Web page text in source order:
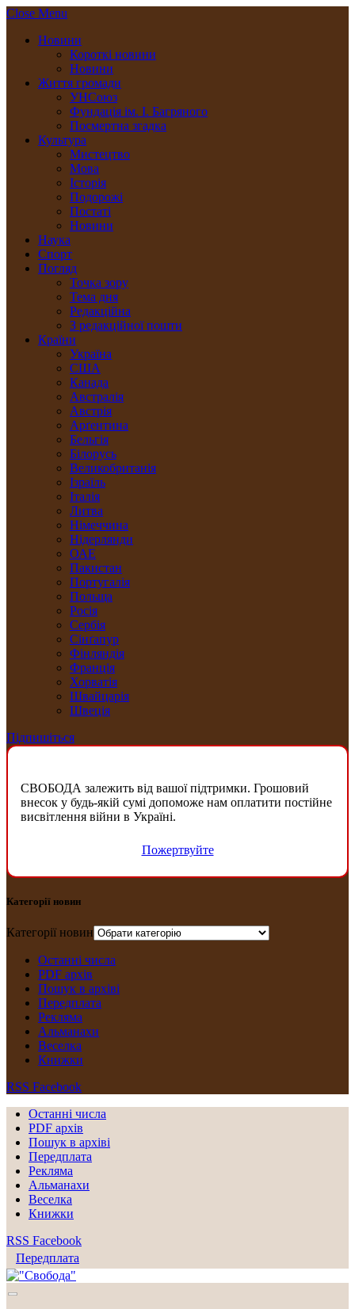
Close Menu
Новини
Короткі новини
Новини
Життя громади
УНСоюз
Фундація ім. І. Багряного
Посмертна згадка
Культура
Мистецтво
Мова
Історія
Подорожі
Постаті
Новини
Наука
Спорт
Погляд
Точка зору
Тема дня
Редакційна
З редакційної пошти
Країни
Україна
США
Канада
Австралія
Австрія
Арґентина
Бельгія
Білорусь
Великобританія
Ізраїль
Італія
Литва
Німеччина
Нідерлянди
ОАЕ
Пакистан
Португалія
Польща
Росія
Сербія
Сінґапур
Фінляндія
Франція
Хорватія
Швайцарія
Швеція
Підпишіться
СВОБОДА залежить від вашої підтримки. Грошовий
внесок у будь-якій сумі допоможе нам оплатити постійне
висвітлення війни в Україні.
Пожертвуйте
Категорії новин
Категорії новин
Останні числа
PDF архів
Пошук в архіві
Передплата
Рекляма
Альманахи
Веселка
Книжки
RSS Facebook
Останні числа
PDF архів
Пошук в архіві
Передплата
Рекляма
Альманахи
Веселка
Книжки
RSS Facebook
Передплата